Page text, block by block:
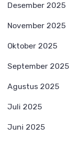
Desember 2025
November 2025
Oktober 2025
September 2025
Agustus 2025
Juli 2025
Juni 2025